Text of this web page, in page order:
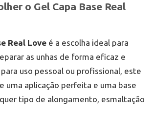
o Gel Capa Base Real
Real Love é a escolha ideal para
as unhas de forma eficaz e
uso pessoal ou profissional, este
uma aplicação perfeita e uma base
tipo de alongamento, esmaltação